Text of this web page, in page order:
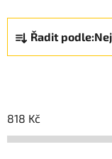
Ř
a
z
í
p
Řadit podle:
818 Kč